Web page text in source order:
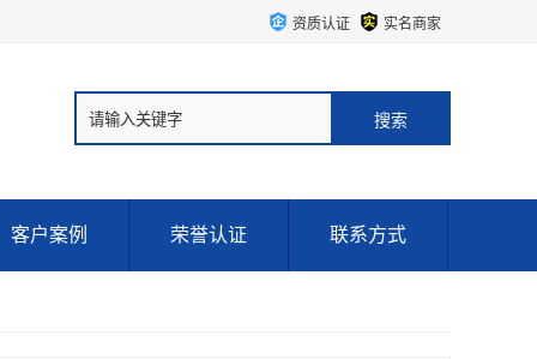
资质认证 实名商家
客户案例 荣誉认证 联系方式